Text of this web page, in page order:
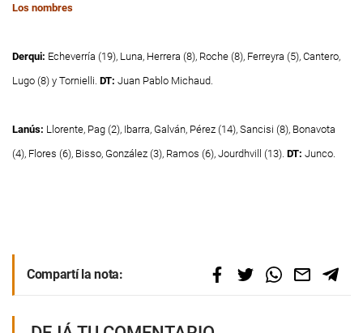
Los nombres
Derqui: Echeverría (19), Luna, Herrera (8), Roche (8), Ferreyra (5), Cantero,
Lugo (8) y Tornielli. DT: Juan Pablo Michaud.
Lanús: Llorente, Pag (2), Ibarra, Galván, Pérez (14), Sancisi (8), Bonavota
(4), Flores (6), Bisso, González (3), Ramos (6), Jourdhvill (13). DT: Junco.
Compartí la nota: